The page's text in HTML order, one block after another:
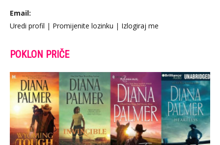
Email:
Uredi profil | Promijenite lozinku | Izlogiraj me
POKLON PRIČE